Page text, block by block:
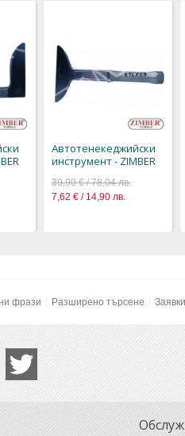
Автотенекеджийски
инструмент - ZIMBER
39,90 € / 78,04 лв.
7,62 € / 14,90 лв.
фрази Разширено търсене